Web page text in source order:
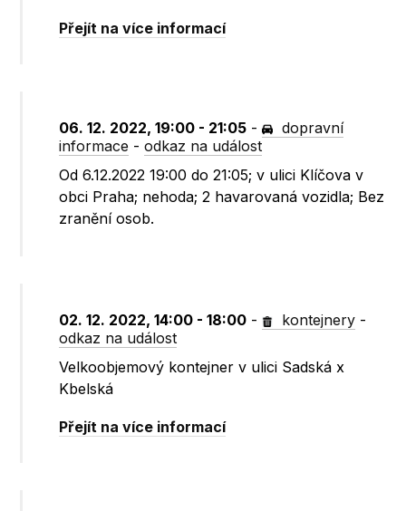
Přejít na více informací
06. 12. 2022, 19:00 - 21:05 -
dopravní
informace -odkaz na událost
Od 6.12.2022 19:00 do 21:05; v ulici Klíčova v
obci Praha; nehoda; 2 havarovaná vozidla; Bez
zranění osob.
02. 12. 2022, 14:00 - 18:00 - kontejnery -
odkaz na událost
Velkoobjemový kontejner v ulici Sadská x
Kbelská
Přejít na více informací